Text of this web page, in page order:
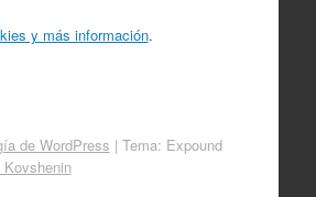
y más información.
de WordPress | Tema: Expound